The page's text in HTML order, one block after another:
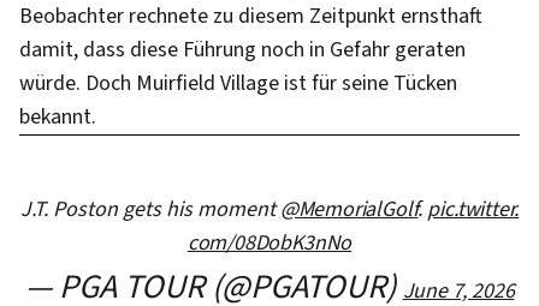
Beobachter rechnete zu diesem Zeitpunkt ernsthaft
damit, dass diese Führung noch in Gefahr geraten
würde. Doch Muirfield Village ist für seine Tücken
bekannt.
J.T. Poston gets his moment@MemorialGolf.pic.twitter.
com/08DobK3nNo
— PGA TOUR (@PGATOUR)June 7, 2026